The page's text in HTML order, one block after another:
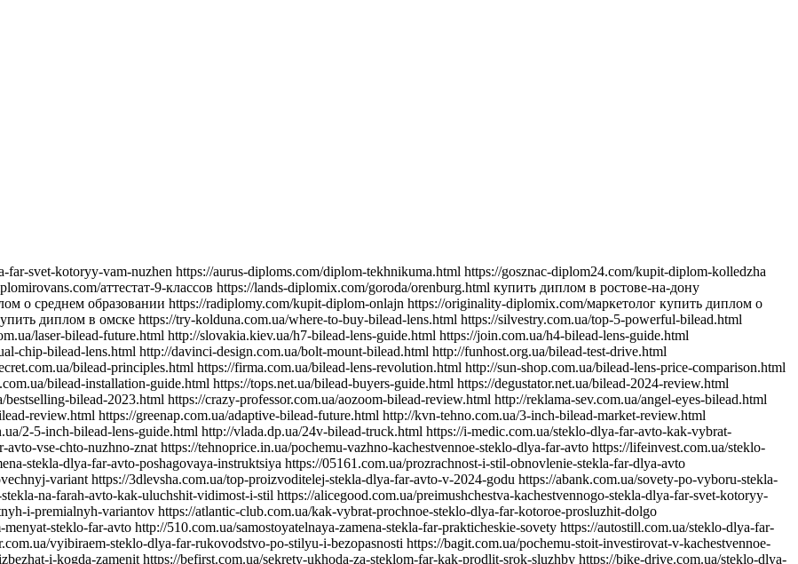
far-prakticheskie-sovety https://autostill.com.ua/steklo-dlya-far-avto-kak-zamena-uluchshit-osveshchenie-dorogi https://babyphotostar.com.ua/vyibiraem-steklo-dlya-far-rukovodstvo-po-stilyu-i-bezopasnosti https://bagit.com.ua/pochemu-stoit-investirovat-v-kachestvennoe-steklo-dlya https://bagstore.com.ua/problemy-so-steklom-far-kak-ikh-izbezhat-i-kogda-zamenit https://befirst.com.ua/sekrety-ukhoda-za-steklom-far-kak-prodlit-srok-sluzhby https://bike-drive.com.ua/steklo-dlya-far-obzor-novink-i-tendentsiy-2024 https://billiard-classic.com.ua/kakoe-steklo-dlya-far-luchshe-plyusy-i-minusy-razlichnykh-materialov https://ch-z.com.ua/steklo-dlya-far-kak-vybrat-po-tipu-avtomobilya-i-stilyu-vozdizheniya https://bestpeople.com.ua/chem-zamenit-povrezhdennoe-steklo-far-luchshie-alternativy https://daicond.com.ua/steklo-dlya-far-obsuzhdaem-vazhnost-dlya-bezopasnosti-na-doroge https://delavore.com.ua/bi-led-linzy-i-komponenty-provodnik-v-mir-yarkogo-i-chetogo-sveta https://brandwatches.com.ua/kak-bi-led-linzy-uluchshayut-vidimost-i-stil-avtomobilya https://dnmagazine.com.ua/komplekt-bi-led-linz-modernizatsiya-far https://blooms.com.ua/bi-led-linzy-komplektuyushie-vybor https://ameli-studio.com.ua/bi-led-linzy-i-komponenty-maksimum-sveta-pri-minimum-energozatrat https://euro-house.com.ua/kak-bi-led-linzy-vliyayut-na-bezopasnost-i-komfort-vodjeniya https://cpaday.com.ua/innovacii-v-osveshhenii-obzor-luchshih-bi-led-linz-i-komponentov https://cocoshop.com.ua/bi-led-linzy-kak-innovatsionnye-tekhnologii-menyayut-osveshchenie-avto https://cleanshop.com.ua/otkroyte-dlya-sebya-bi-led-linzy-luchshee-osveshchenie-dlya-vashego-avtomobilya https://dragee.com.ua/bi-led-linzy-revolyuciya-v-avtomobilnom-osveshchenii https://eximp.com.ua/komplekt-bi-led-linz-i-komponentov-dlya-idealnyh-far https://e-comex.com.ua/bi-led-linzy-dolgovechnost-i-mosh-sveta-v-komplekte https://elsig-opt.com.ua/budushchee-avtomobilnyh-far-pochemu-bi-led-linzy-novyi-standart https://emaidan.com.ua/bi-led-linzy-luchshiy-svet-dlya-avto https://esco-center.com.ua/stil-i-funkcionalnost-s-bi-led-linzami https://excl.com.ua/bi-led-linzy-svet-i-bezopasnost https://floristua.com.ua/bi-led-linzy-vybor-i-ustanovka https://forthouse.com.ua/umnoye-osveshcheniye-dlya-avto-bi-led-linzy https://footballfans.com.ua/5-prichin-dlya-upgrade-bi-led-linzy https://freeadverts.com.ua/bi-led-linzy-yarkost-i-stil http://istroy.com.ua/nochnye-poezdki-bi-led-linzy-vozmozhnosti https://jesus.com.ua/vsyo-o-bi-led-linzy-dlya-avto https://keslaser.com.ua/bi-led-linzy-dlya-idealnoy-vidimosti https://igrotech.com.ua/instruktsiya-po-vyboru-i-ustanovke-bi-led-linz https://incidents.com.ua/bi-led-linzy-dlya-professionalov-i-novichkov-rekomendatsii-po-ustanovke https://kolesiko.com.ua/linzy-dlya-far-avto-kak-vybrat-idealnye-dlya-vashego-avtomobilya https://infobus.com.ua/kak-linzy-dlya-far-izmenyayut-osveshchennost-i-stil-vashego-avto https://imperialgroup.com.ua/pochemu-stoit-ustanovit-linzy-v-fary-avto-osnovnye-preimushchestva https://leasing.com.ua/linzy-dlya-far-avto-kak-vybrat-luchshie-komponenty-dlya-optimalnogo-sveta https://igruli.com.ua/linzy-dlya-far-avto-chto-vazhno-uchityvat-pri-ustanovke-i-vybore https://mamaorganica.com.ua/linzy-dlya-far-kak-uluchshit-svet-i-stil-avtomobilya https://jiraf.com.ua/moshhnoe-tochnoe-osveshhenie-preimushhestva-linz-dlya-avto-far https://itware.com.ua/chto-dayut-linzy-dlya-far-sekrety-osveshheniya https://jn.com.ua/linzy-dlya-far-sovremennye-resheniya-dlya-vidimosti https://ibnews.com.ua/germetik-dlya-stekla-far-avto https://keepstyle.com.ua/kak-pravilno-ispolzovat-germetik-dlya-far-avto https://menfashion.com.ua/germetik-dlya-stekla-far https://kominmet.com.ua/germetik-dlya-far-avto-vodonepronitsaemost https://mir-akb.com.ua/kak-germetik-dlya-far-vliyaet-na-zashitu-i-vneshniy-vid https://mitsubishi-nikol-motors.com.ua/germetik-dlya-stekla-far-uluchshenie-germetichnosti-i-osveshcheniya https://massovka.com.ua/germetik-dlya-far-zashchita-ot-vlagi-pyli-kondensata https://newstoday.com.ua/kak-vybrat-germetik-dlya-stekla-far https://maximumvisa.com.ua/germetik-dlya-stekla-far-idealnaya-germetizatsiya https://ostercenter.com.ua/luchshie-germetiki-dlya-far-avto https://pnevmo-strelok.com.ua/germetik-dlya-far-zachem-i-kak-ispolzovat https://myelectro.com.ua/kak-germetik-zashchishchaet-fary https://logotypes.com.ua/germetizaciya-stekla-far https://naduvnie-lodki.com.ua/sekret-idealnyh-far-germetik https://nagrevayka.com.ua/top-5-germetikov-dlya-far http://repetitory.com.ua/germetik-dlya-stekla-far-poshagovyj-gid https://optimapharm.com.ua/germetik-dlya-stekla-far https://s-boutique.com.ua/zashchita-far-ot-vlagi-rol-germetika https://rockradio.com.ua/kak-germetik-pomogaet-sokhranit-fary-kak-novye https://pravoslavnews.com.ua/germetik-dlya-far-nadezhnoe-reshenie-dlya-predotvrashcheniya-kondensata https://salonsharm.com.ua/idealnyj-germetik-dlya-stekla-far-kak-vybrat-i-pravilno-nanesti http://salle.com.ua/pochemu-germetik-dlya-far-avto-vazhnee-chem-kazhetsya http://reklamist.com.ua/germetik-dlya-stekla-far-obazatelnyj-element-dlya-remonta http://runflor.com.ua/kak-vosstanovit-germetichnost-far-sovety-po-vyboru-germetika https://side-by-side.com.ua/remont-stekla-far-kak-germetik-pomogaet-sokhranit-svetopropuskaniye https://smartbuildforum.com.ua/germetik-dlya-avtofar-resheniye-dlya-osveshcheniya-i-zashchity https://tastaliski.com.ua/germetik-dlya-stekla-far-zashchita-ot-pogodnyh-usloviy https://sevinfo.com.ua/kak-germetik-prodlevaet-srok-sluzhby-far https://summer-kino.com.ua/germetik-dlya-avtofar-problemy-s-germetizaciej https://startupline.com.ua/vybor-germetika-dlya-far https://unasoft.com.ua/germetik-dlya-stekla-far-vlaga-i-korrozia https://svitozar.com.ua/germetik-dlya-stekla-far-vlaga-i-korrozia https://talktome.com.ua/zhidkost-dlya-polirovki-far-avto https://smotri.com.ua/kak-vybrat-luchshuyu-zhidkost-dlya-polirovki-far https://tyres.com.ua/zhidkost-dlya-polirovki-far-ustranenie-carapin https://tayger.com.ua/nabor-dlya-polirovki-far-vse-chto-nuzhno https://tm-marmelad.com.ua/nabor-dlya-polirovki-far-luchshie-komplekty https://synergize.com.ua/polirovka-far-svoimi-rukami-nabory https://trademart.com.ua/nabor-dlya-polirovki-far-kak-obnovit-fary-avto http://vabank.com.ua/steklo-dlya-far-ka